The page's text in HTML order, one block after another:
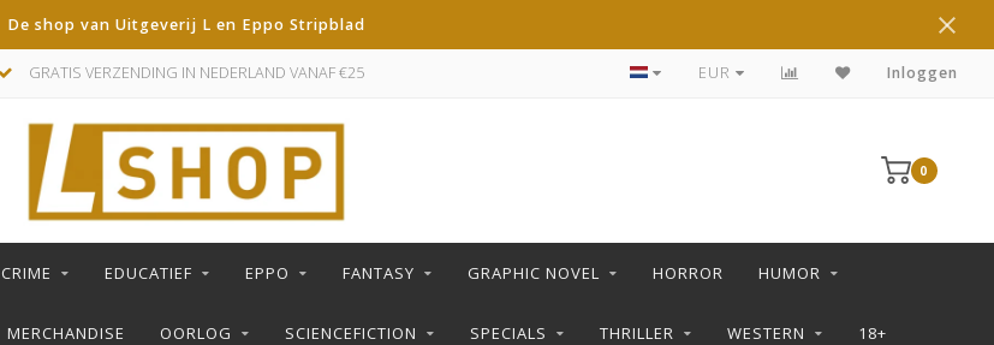
De shop van Uitgeverij L en Eppo Stripblad
GRATIS VERZENDING IN NEDERLAND VANAF €25 DE LEUKSTE STRIPS KOOP JE IN DE L SHOP
EUR Inloggen
0
CRIME EDUCATIEF EPPO FANTASY GRAPHIC NOVEL HORROR HUMOR
MERCHANDISE OORLOG SCIENCEFICTION SPECIALS THRILLER WESTERN 18+